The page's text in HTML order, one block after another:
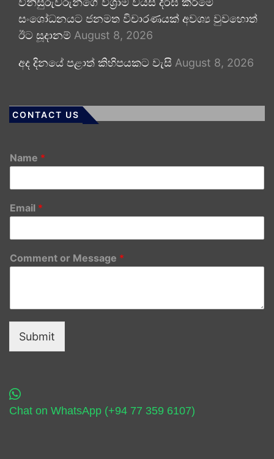
සංශෝධනයට ජනමත විචාරණයක් අවශ්‍ය වුවහොත්
ඊට සූදානම් August 8, 2026
අද දිනයේ පළාත් කිහිපයකට වැසි August 8, 2026
CONTACT US
Name *
Email *
Comment or Message *
Submit
Chat on WhatsApp (+94 77 359 6107)